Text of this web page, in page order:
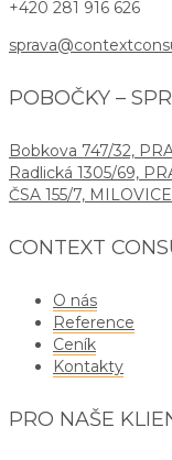
+420 281 916 626
POBOČKY –
Bobkova 747/32,
Radlická 1305/69,
ČSA 155/7, MILOVICE
CONTEXT
O nás
Reference
Ceník
Kontakty
PRO NAŠE